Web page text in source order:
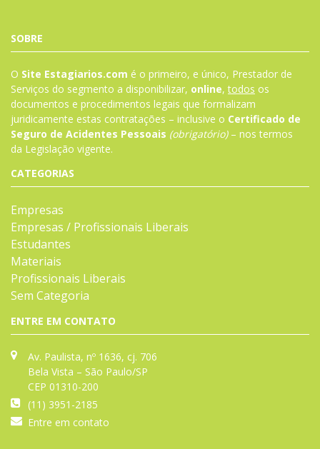
SOBRE
O Site Estagiarios.com é o primeiro, e único, Prestador de
Serviços do segmento a disponibilizar, online,todos os
documentos e procedimentos legais que formalizam
juridicamente estas contratações – inclusive o Certificado de
Seguro de Acidentes Pessoais (obrigatório)– nos termos
da Legislação vigente.
CATEGORIAS
Empresas
Empresas / Profissionais Liberais
Estudantes
Materiais
Profissionais Liberais
Sem Categoria
ENTRE EM CONTATO
Av. Paulista, nº 1636, cj. 706
Bela Vista – São Paulo/SP
CEP 01310-200
(11) 3951-2185
Entre em contato